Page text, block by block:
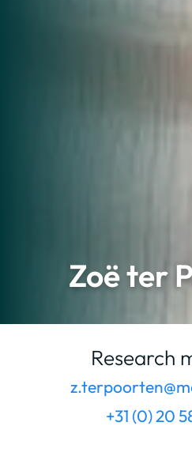
Zoë ter
Research
+31 (0) 20